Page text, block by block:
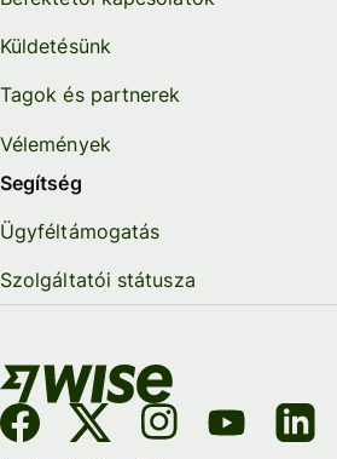
Küldetésünk
Tagok és partnerek
Vélemények
Segítség
Ügyféltámogatás
Szolgáltatói státusza